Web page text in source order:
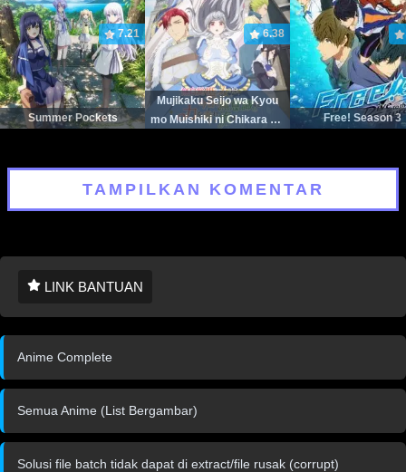
7.21
Summer Pockets
6.38
Mujikaku Seijo wa Kyou
mo Muishiki ni Chikara wo
Free! Season 3
TAMPILKAN KOMENTAR
LINK BANTUAN
Anime Complete
Semua Anime (List Bergambar)
Solusi file batch tidak dapat di extract/file rusak (corrupt)